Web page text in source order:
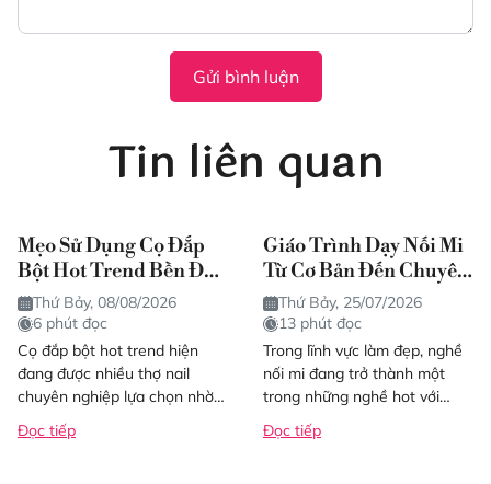
Gửi bình luận
Tin liên quan
Mẹo Sử Dụng Cọ Đắp
Bột Hot Trend Bền Đẹp
Như Salon
Thứ Bảy, 08/08/2026
6 phút đọc
Cọ đắp bột hot trend hiện
đang được nhiều thợ nail
chuyên nghiệp lựa chọn nhờ
khả năng giữ bột tốt, dễ tán
mịn và hỗ...
Đọc tiếp
Giáo Trình Dạy Nối Mi
Từ Cơ Bản Đến Chuyên
Sâu Chuẩn 2026
Thứ Bảy, 25/07/2026
13 phút đọc
Trong lĩnh vực làm đẹp, nghề
nối mi đang trở thành một
trong những nghề hot với
tiềm năng thu nhập cao và
thời gian học...
Đọc tiếp